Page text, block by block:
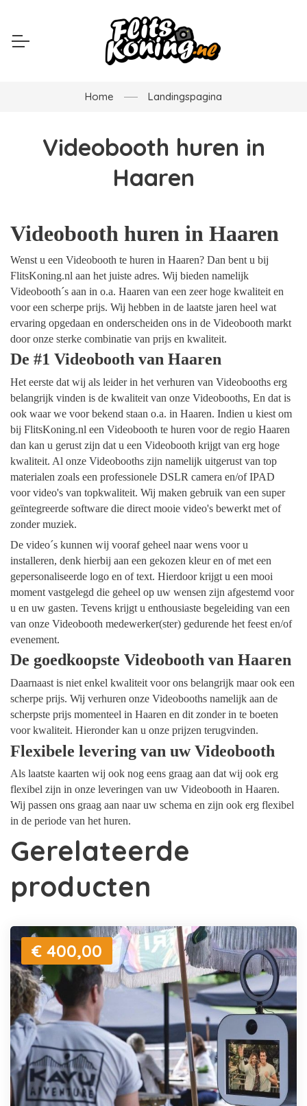
Home Landingspagina
Videobooth huren in
Haaren
Videobooth huren in Haaren
Wenst u een Videobooth te huren in Haaren? Dan bent u bij
FlitsKoning.nl aan het juiste adres. Wij bieden namelijk
Videobooth´s aan in o.a. Haaren van een zeer hoge kwaliteit en
voor een scherpe prijs. Wij hebben in de laatste jaren heel wat
ervaring opgedaan en onderscheiden ons in de Videobooth markt
door onze sterke combinatie van prijs en kwaliteit.
De #1 Videobooth van Haaren
Het eerste dat wij als leider in het verhuren van Videobooths erg
belangrijk vinden is de kwaliteit van onze Videobooths, En dat is
ook waar we voor bekend staan o.a. in Haaren. Indien u kiest om
bij FlitsKoning.nl een Videobooth te huren voor de regio Haaren
dan kan u gerust zijn dat u een Videobooth krijgt van erg hoge
kwaliteit. Al onze Videobooths zijn namelijk uitgerust van top
materialen zoals een professionele DSLR camera en/of IPAD
voor video's van topkwaliteit. Wij maken gebruik van een super
geïntegreerde software die direct mooie video's bewerkt met of
zonder muziek.
De video´s kunnen wij vooraf geheel naar wens voor u
installeren, denk hierbij aan een gekozen kleur en of met een
gepersonaliseerde logo en of text. Hierdoor krijgt u een mooi
moment vastgelegd die geheel op uw wensen zijn afgestemd voor
u en uw gasten. Tevens krijgt u enthousiaste begeleiding van een
van onze Videobooth medewerker(ster) gedurende het feest en/of
evenement.
De goedkoopste Videobooth van Haaren
Daarnaast is niet enkel kwaliteit voor ons belangrijk maar ook een
scherpe prijs. Wij verhuren onze Videobooths namelijk aan de
scherpste prijs momenteel in Haaren en dit zonder in te boeten
voor kwaliteit. Hieronder kan u onze prijzen terugvinden.
Flexibele levering van uw Videobooth
Als laatste kaarten wij ook nog eens graag aan dat wij ook erg
flexibel zijn in onze leveringen van uw Videobooth in Haaren.
Wij passen ons graag aan naar uw schema en zijn ook erg flexibel
in de periode van het huren.
Gerelateerde
producten
€ 400,00